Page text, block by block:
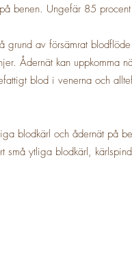
benen. Ungefär 85
grund av försämrat
Ådernät kan uppkomma
blod i venerna och
blodkärl och ådernät på
små ytliga blodkärl,